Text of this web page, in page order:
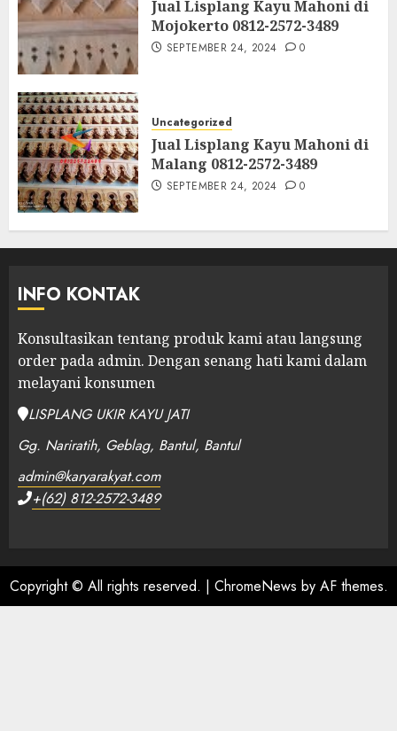
Jual Lisplang Kayu Mahoni di
Mojokerto 0812-2572-3489
SEPTEMBER 24, 2024 0
Uncategorized
Jual Lisplang Kayu Mahoni di
Malang 0812-2572-3489
SEPTEMBER 24, 2024 0
INFO KONTAK
Konsultasikan tentang produk kami atau langsung
order pada admin. Dengan senang hati kami dalam
melayani konsumen
LISPLANG UKIR KAYU JATI
Gg. Nariratih, Geblag, Bantul, Bantul
admin@karyarakyat.com
+(62) 812-2572-3489
Copyright © All rights reserved. | ChromeNews by AF themes.